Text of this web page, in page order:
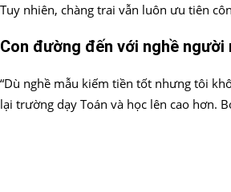
Tuy nhiên, chàng trai vẫn luôn ưu tiên
Con đường đến với nghề người
“Dù nghề mẫu kiếm tiền tốt nhưng tôi
lại trường dạy Toán và học lên cao hơn.